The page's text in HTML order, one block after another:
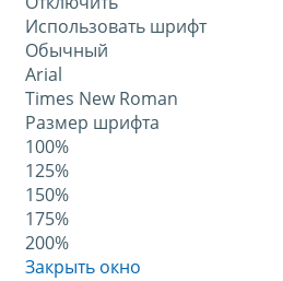
Использовать шрифт
Обычный
Arial
Times New Roman
Размер шрифта
100%
125%
150%
175%
200%
Закрыть окно